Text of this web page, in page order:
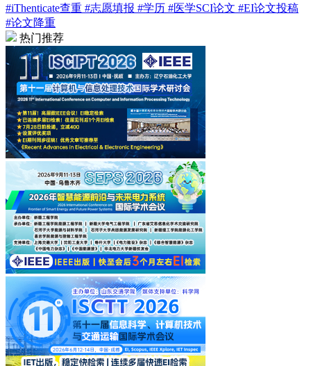
#iThenticate查重 #志愿填报 #学历 #医学SCI论文 #EI论文投稿
#论文降重
热门推荐